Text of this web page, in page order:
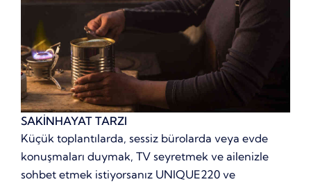
SAKİNHAYAT TARZI
Küçük toplantılarda, sessiz bürolarda veya evde
konuşmaları duymak, TV seyretmek ve ailenizle
sohbet etmek istiyorsanız UNIQUE220 ve